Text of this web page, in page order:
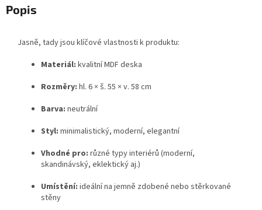
Popis
C
Jasně, tady jsou klíčové vlastnosti k produktu:
Materiál: kvalitní MDF deska
Rozměry: hl. 6 × š. 55 × v. 58 cm
Barva: neutrální
Styl: minimalistický, moderní, elegantní
Vhodné pro: různé typy interiérů (moderní,
skandinávský, eklektický aj.)
Umístění: ideální na jemně zdobené nebo stěrkované
stěny